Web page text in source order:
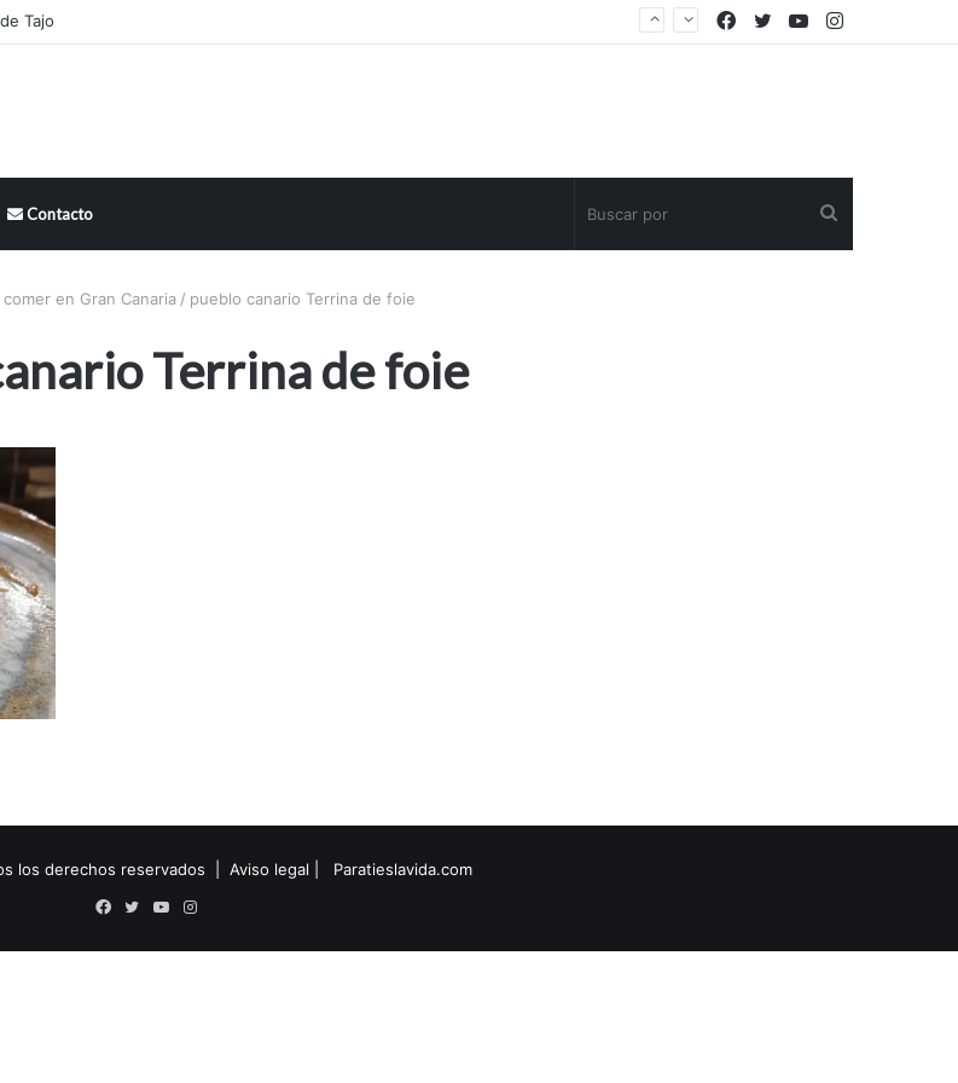
Tajo YouTube
Twitter
Facebook
Contacto
en Gran Canaria / pueblo canario Terrina de foie
Terrina de foie
los derechos reservados | Aviso legal
Paratieslavida.com
Facebook
TwitterYouTubeInstagram